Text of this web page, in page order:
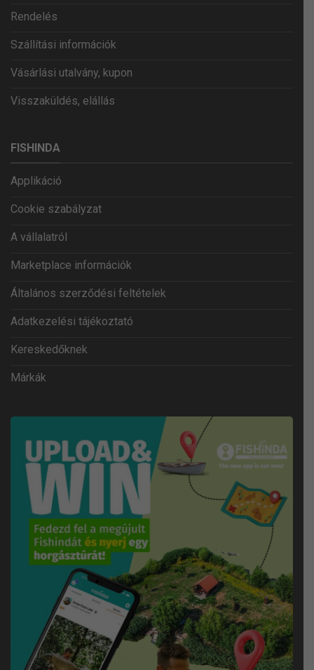
Rendelés
Szállítási információk
Vásárlási utalvány, kupon
Visszaküldés, elállás
FISHINDA
Applikáció
Cookie szabályzat
A vállalatról
Marketplace információk
Általános szerződési feltételek
Adatkezelési tájékoztató
Kereskedőknek
Márkák